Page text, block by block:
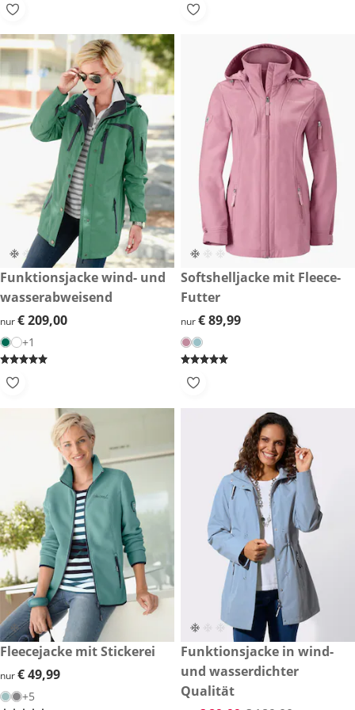
€ 209,00
Funktionsjacke wind- und
wasserabweisend
€ 209,00
nur€ 209,00
+1
€ 89,99
Softshelljacke mit Fleece-
Futter
€ 89,99
nur€ 89,99
€ 49,99
Fleecejacke mit Stickerei
€ 49,99
nur€ 49,99
+5
reduzierter Preis € 89,99,
-52 %
Funktionsjacke in wind-
und wasserdichter
Qualität